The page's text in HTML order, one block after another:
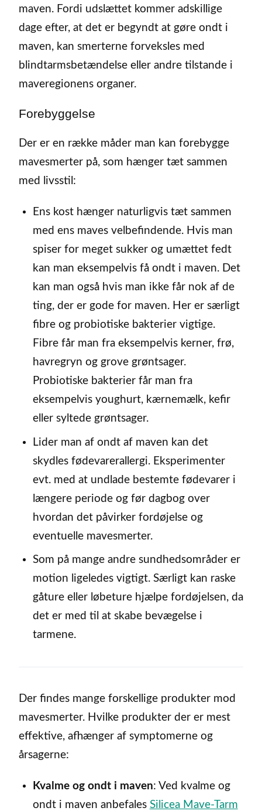
maven. Fordi udslættet kommer adskillige
dage efter, at det er begyndt at gøre ondt i
maven, kan smerterne forveksles med
blindtarmsbetændelse eller andre tilstande i
maveregionens organer.
Forebyggelse
Der er en række måder man kan forebygge
mavesmerter på, som hænger tæt sammen
med livsstil:
Ens kost hænger naturligvis tæt sammen
med ens maves velbefindende. Hvis man
spiser for meget sukker og umættet fedt
kan man eksempelvis få ondt i maven. Det
kan man også hvis man ikke får nok af de
ting, der er gode for maven. Her er særligt
fibre og probiotiske bakterier vigtige.
Fibre får man fra eksempelvis kerner, frø,
havregryn og grove grøntsager.
Probiotiske bakterier får man fra
eksempelvis youghurt, kærnemælk, kefir
eller syltede grøntsager.
Lider man af ondt af maven kan det
skydles fødevarerallergi. Eksperimenter
evt. med at undlade bestemte fødevarer i
længere periode og før dagbog over
hvordan det påvirker fordøjelse og
eventuelle mavesmerter.
Som på mange andre sundhedsområder er
motion ligeledes vigtigt. Særligt kan raske
gåture eller løbeture hjælpe fordøjelsen, da
det er med til at skabe bevægelse i
tarmene.
Der findes mange forskellige produkter mod
mavesmerter. Hvilke produkter der er mest
effektive, afhænger af symptomerne og
årsagerne:
Kvalme og ondt i maven: Ved kvalme og
ondt i maven anbefales Silicea Mave-Tarm